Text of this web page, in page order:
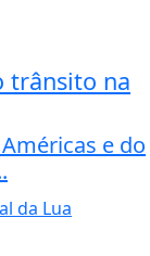
trânsito na
e do